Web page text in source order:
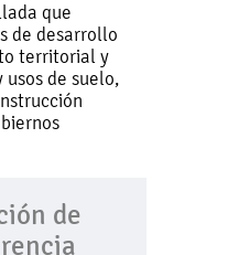
que
de desarrollo
territorial y
de suelo,
de